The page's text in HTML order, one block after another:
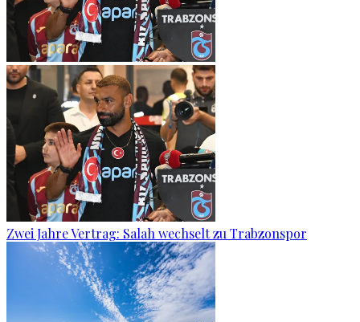
Zwei Jahre Vertrag: Salah wechselt zu Trabzonspor